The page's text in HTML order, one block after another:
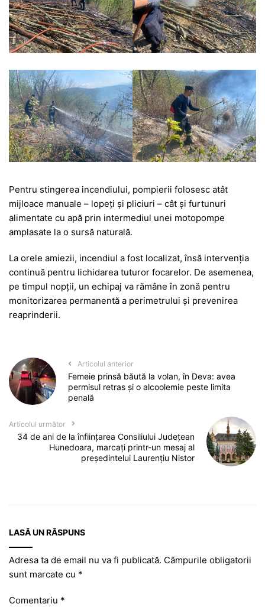
Pentru stingerea incendiului, pompierii folosesc atât
mijloace manuale – lopeți și pliciuri – cât și furtunuri
alimentate cu apă prin intermediul unei motopompe
amplasate la o sursă naturală.
La orele amiezii, incendiul a fost localizat, însă intervenția
continuă pentru lichidarea tuturor focarelor. De asemenea,
pe timpul nopții, un echipaj va rămâne în zonă pentru
monitorizarea permanentă a perimetrului și prevenirea
reaprinderii.
Articolul anterior
Femeie prinsă băută la volan, în Deva: avea
permisul retras și o alcoolemie peste limita
penală
Articolul următor
34 de ani de la înființarea Consiliului Județean
Hunedoara, marcați printr-un mesaj al
președintelui Laurențiu Nistor
LASĂ UN RĂSPUNS
Adresa ta de email nu va fi publicată. Câmpurile obligatorii
sunt marcate cu *
Comentariu *